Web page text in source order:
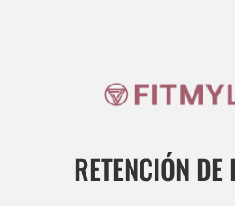
RETENCIÓN